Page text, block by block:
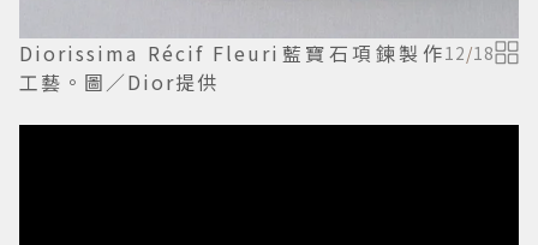
Diorissima Récif Fleuri藍寶石項鍊製作
工藝。圖／Dior提供
12/18